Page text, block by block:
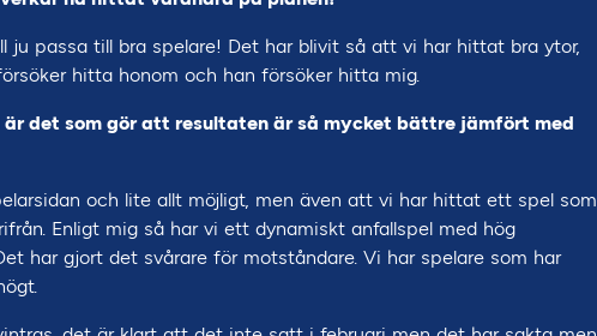
ju passa till bra spelare! Det har blivit så att vi har hittat bra ytor,
hitta honom och han försöker hitta mig.
det som gör att resultaten är så mycket bättre jämfört med
och lite allt möjligt, men även att vi har hittat ett spel som
Enligt mig så har vi ett dynamiskt anfallspel med hög
har gjort det svårare för motståndare. Vi har spelare som har